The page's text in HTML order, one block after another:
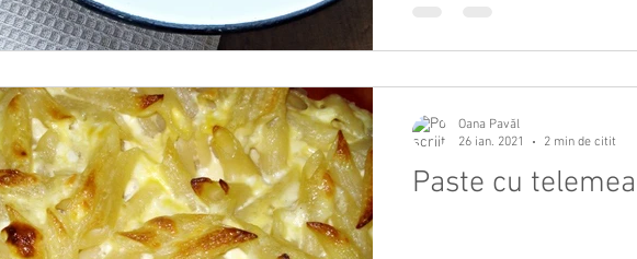
Paste cu
Oana Pavăl
26 ian. 2021
2 min de citit